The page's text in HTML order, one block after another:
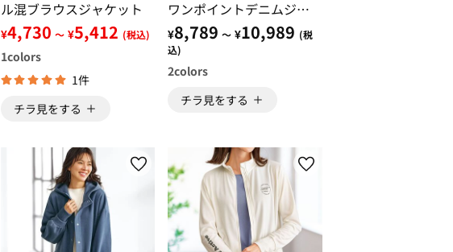
ル混ブラウスジャケット
¥4,730 ～ ¥5,412 (税込)
1colors
1件
チラ見をする
ワンポイントデニムジャ
ケット
¥8,789 ～ ¥10,989 (税
込)
2colors
チラ見をする